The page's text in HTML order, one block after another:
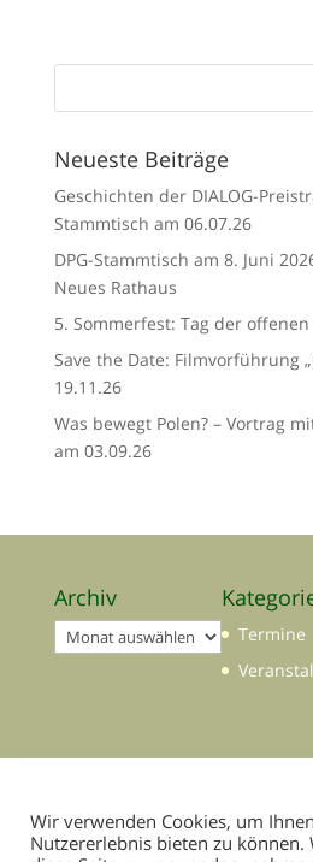
Neueste Beiträge
Geschichten der DIALOG-
Stammtisch am 06.07.26
DPG-Stammtisch am 8. Juni
Neues Rathaus
5. Sommerfest: Tag der offenen
Save the Date: Filmvorführung
19.11.26
Was bewegt Polen? – Vortrag
am 03.09.26
Archiv
Archiv
Termine
Wir verwenden Cookies, um
Nutzererlebnis bieten zu können.